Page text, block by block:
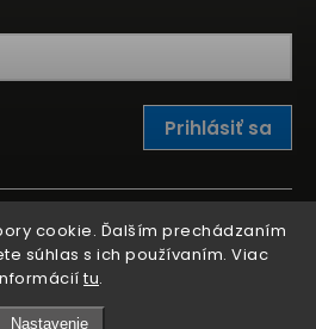
cookie. Ďalším prechádzaním
súhlas s ich používaním. Viac
tu.
Nastavenie
Prihlásiť sa